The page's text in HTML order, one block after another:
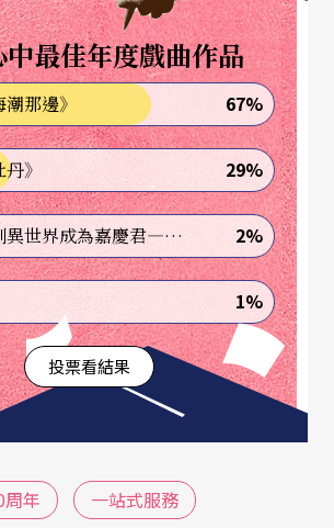
而即時的數位體驗計畫。
決方法「DIGI+NTCH」
起了數位體驗優化與工具創新計畫
，全面審視如何建構更進步的數位
效的數位溝通通路的可行性，具體
幾項工作：
位平台、售票系統的友善度與安全
網站與《PAR表演藝術》雜誌網站
用響應式網頁設計
技術（RWD，Re
），以更彈性的畫面設計，確
路端，則大幅提升兩廳院售票網
最佳年度戲曲作品
潮那邊》 67%
》 29%
《轉生到異世界成為嘉慶君—發現我的祖先是詐騙集團!?》 2%
1%
投票看結果
周年
一站式服務